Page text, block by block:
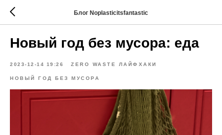
Блог Noplasticitsfantastic
Новый год без мусора: еда
2023-12-14 19:26 ZERO WASTE ЛАЙФХАКИ
НОВЫЙ ГОД БЕЗ МУСОРА